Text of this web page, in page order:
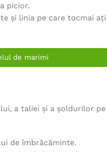
picior.
și linia pe care tocmai ați
de marimi
a taliei și a șoldurilor pe
de îmbrăcăminte.